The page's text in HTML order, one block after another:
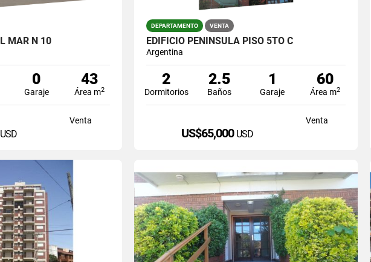
MAR N 10
0
Garaje
43
Área m2
Venta
USD
DEPARTAMENTO VENTA
EDIFICIO PENINSULA PISO 5TO C
Argentina
2
Dormitorios
2.5
Baños
1
Garaje
60
Área m2
Venta
US$65,000 USD